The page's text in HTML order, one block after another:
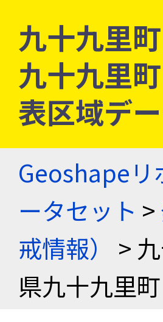
九十九里
九十九里
表区域デ
Geoshapeリ
ータセット >
戒情報）
>
県九十九里町